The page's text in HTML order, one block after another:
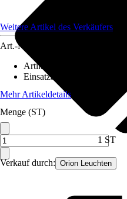
Verkauf durch: Orion Leuchten
Weitere Artikel des Verkäufers
Art.-Nr.
Artikeltyp
Einsatzbereich
Mehr Artikeldetails
Menge (ST)
1 ST